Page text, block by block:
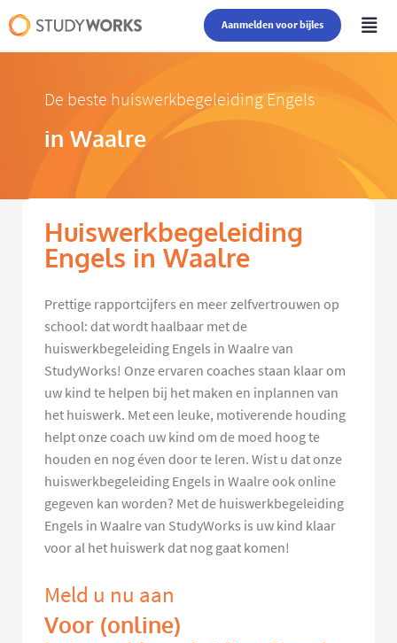
Aanmelden voor bijles
De beste huiswerkbegeleiding Engels
in Waalre
Huiswerkbegeleiding
Engels in Waalre
Prettige rapportcijfers en meer zelfvertrouwen op
school: dat wordt haalbaar met de
huiswerkbegeleiding Engels in Waalre van
StudyWorks! Onze ervaren coaches staan klaar om
uw kind te helpen bij het maken en inplannen van
het huiswerk. Met een leuke, motiverende houding
helpt onze coach uw kind om de moed hoog te
houden en nog éven door te leren. Wist u dat onze
huiswerkbegeleiding Engels in Waalre ook online
gegeven kan worden? Met de huiswerkbegeleiding
Engels in Waalre van StudyWorks is uw kind klaar
voor al het huiswerk dat nog gaat komen!
Meld u nu aan
Voor (online)